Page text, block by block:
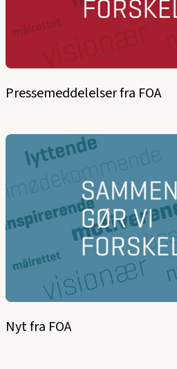
Pressemeddelelser fra FOA
Nyt fra FOA